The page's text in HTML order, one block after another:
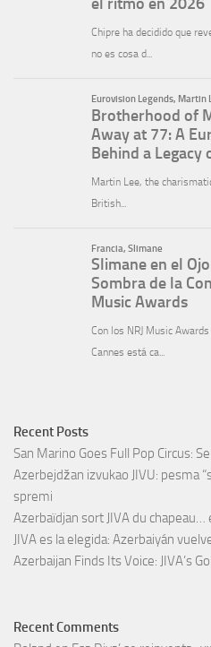
Recent Posts
San Marino Goes Full Pop Circus:
Azerbejdžan izvukao JIVU: pesma
spremi
Azerbaïdjan sort JIVA du chapeau…
JIVA es la elegida: Azerbaiyán
Azerbaijan Finds Its Voice: JIVA’s
Recent Comments